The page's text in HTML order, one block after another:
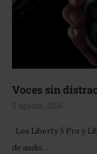
Voces sin
5 agosto, 2026
Los Liberty 5 Pro y
de audio …